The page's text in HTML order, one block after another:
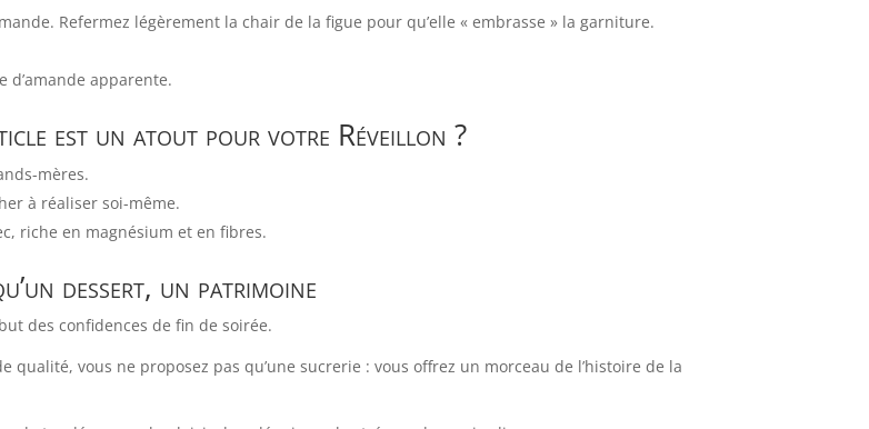
Refermez légèrement la chair de la figue pour qu’elle « embrasse » la garniture.
d’amande apparente.
est un atout pour votre Réveillon ?
mères.
à réaliser soi-même.
riche en magnésium et en fibres.
dessert, un patrimoine
des confidences de fin de soirée.
qualité, vous ne proposez pas qu’une sucrerie : vous offrez un morceau de l’histoire de la